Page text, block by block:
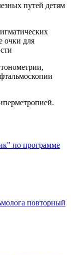
путей детям
очки для
по программе
повторный